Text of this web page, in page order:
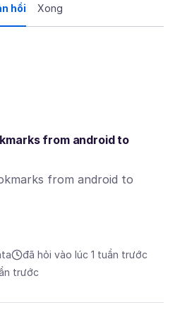
hồi Xong
from android to
from android to
đã hỏi vào lúc 1 tuần trước
trước